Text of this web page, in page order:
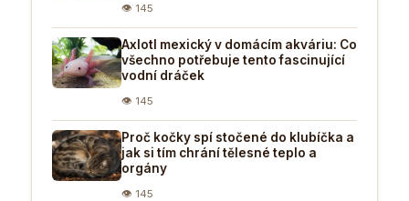
👁 145
Axlotl mexický v domácím akváriu: Co
všechno potřebuje tento fascinující
vodní dráček
👁 145
Proč kočky spí stočené do klubíčka a
jak si tím chrání tělesné teplo a
orgány
👁 145